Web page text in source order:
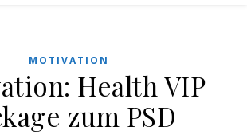
MOTIVATION
Health VIP
zum PSD